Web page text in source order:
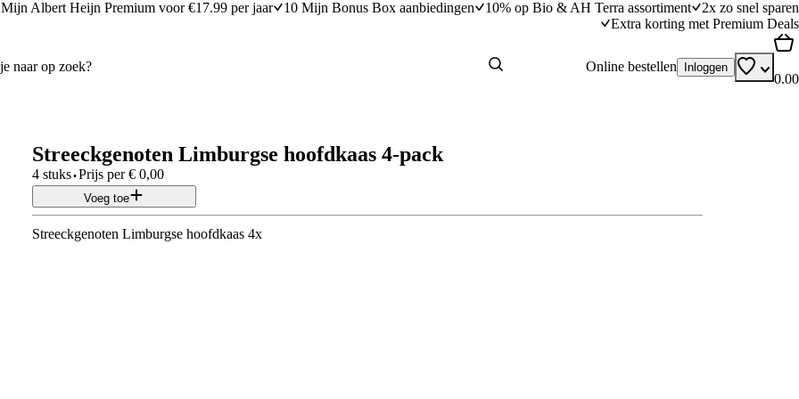
Mijn Albert Heijn Premium voor €17.99 per jaar 10 Mijn Bonus Box aanbiedingen 10% op Bio & AH Terra assortiment
2x zo snel sparen
Extra korting met Premium Deals
Online bestellen Inloggen
0.00
Streeckgenoten Limburgse hoofdkaas 4-pack
4 stuks·Prijs per € 0,00
Voeg toe
Streeckgenoten Limburgse hoofdkaas 4x